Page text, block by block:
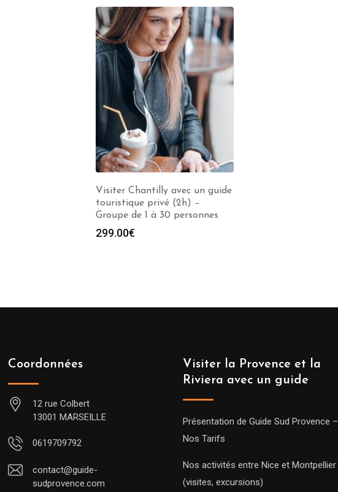
Visiter Chantilly avec un guide
touristique privé (2h) –
Groupe de 1 à 30 personnes
299.00€
Coordonnées
12 rue Colbert
13001 MARSEILLE
0619709792
contact@guide-
sudprovence.com
Visiter la Provence et la
Riviera avec un guide
Présentation de Guide Sud Provence –
Nos Tarifs
Nos activités entre Nice et Montpellier
(visites, excursions)